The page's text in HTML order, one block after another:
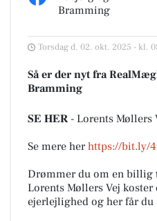
Bramming
Torsdag d. 02. okt. 2025 - kl.
Så er der nyt fra
Bramming
𝐒𝐄 𝐇𝐄𝐑 - Lorents Møllers
Se mere herhttps://bit.ly/
Drømmer du om en billig
Lorents Møllers Vej koster
ejerlejlighed og her får du